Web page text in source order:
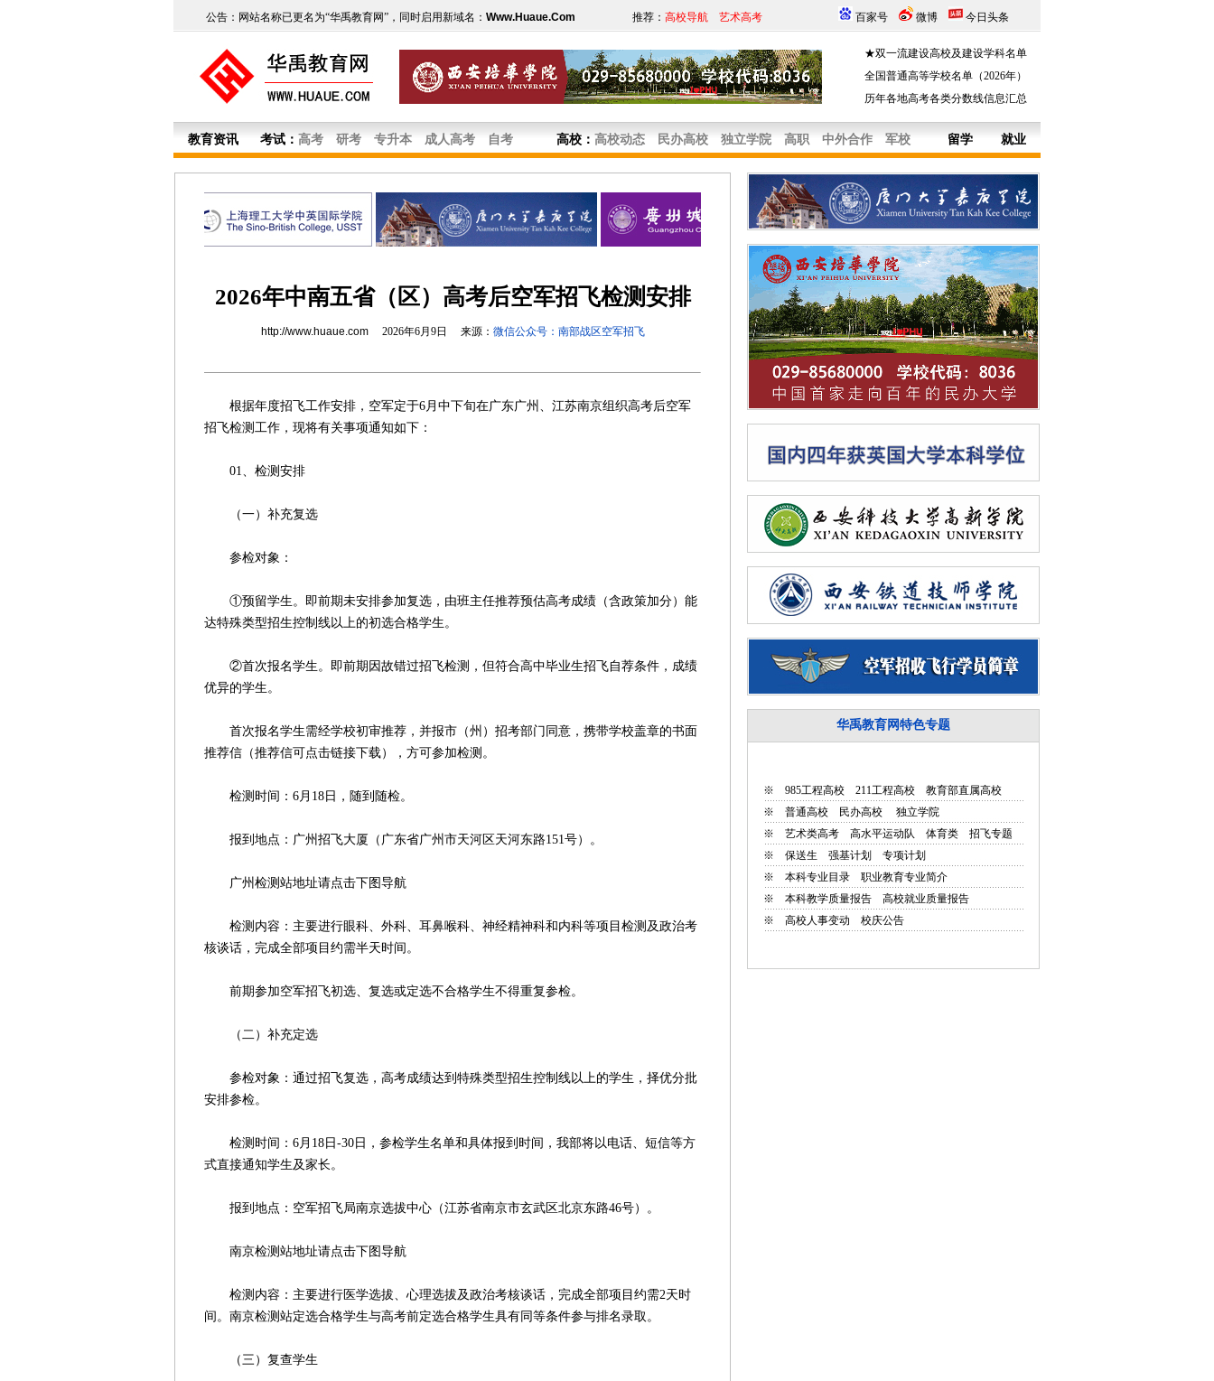
公告：网站名称已更名为“华禹教育网”，同时启用新域名： Www.Huaue.Com 推荐： 高校导航 艺术高考 百家号 微博 今日头条
★双一流建设高校及建设学科名单
全国普通高等学校名单（2026年）
历年各地高考各类分数线信息汇总
教育资讯 考试： 高考 研考 专升本 成人高考 自考 高校： 高校动态 民办高校 独立学院 高职 中外合作 军校 留学 就业
2026年中南五省（区）高考后空军招飞检测安排
http://www.huaue.com2026年6月9日 来源： 微信公众号：南部战区空军招飞
根据年度招飞工作安排，空军定于6月中下旬在广东广州、江苏南京组织高考后空军
招飞检测工作，现将有关事项通知如下：
01、检测安排
（一）补充复选
参检对象：
①预留学生。即前期未安排参加复选，由班主任推荐预估高考成绩（含政策加分）能
达特殊类型招生控制线以上的初选合格学生。
②首次报名学生。即前期因故错过招飞检测，但符合高中毕业生招飞自荐条件，成绩
优异的学生。
首次报名学生需经学校初审推荐，并报市（州）招考部门同意，携带学校盖章的书面
推荐信（推荐信可点击链接下载），方可参加检测。
检测时间：6月18日，随到随检。
报到地点：广州招飞大厦（广东省广州市天河区天河东路151号）。
广州检测站地址请点击下图导航
检测内容：主要进行眼科、外科、耳鼻喉科、神经精神科和内科等项目检测及政治考
核谈话，完成全部项目约需半天时间。
前期参加空军招飞初选、复选或定选不合格学生不得重复参检。
（二）补充定选
参检对象：通过招飞复选，高考成绩达到特殊类型招生控制线以上的学生，择优分批
安排参检。
检测时间：6月18日-30日，参检学生名单和具体报到时间，我部将以电话、短信等方
式直接通知学生及家长。
报到地点：空军招飞局南京选拔中心（江苏省南京市玄武区北京东路46号）。
南京检测站地址请点击下图导航
检测内容：主要进行医学选拔、心理选拔及政治考核谈话，完成全部项目约需2天时
间。南京检测站定选合格学生与高考前定选合格学生具有同等条件参与排名录取。
（三）复查学生
华禹教育网特色专题
※ 985工程高校 211工程高校
教育部直属高校
※ 普通高校 民办高校
独立学院
※ 艺术类高考 高水平运动队 体育类
招飞专题
※ 保送生 强基计划
专项计划
※ 本科专业目录
职业教育专业简介
※ 本科教学质量报告
高校就业质量报告
※ 高校人事变动 校庆公告